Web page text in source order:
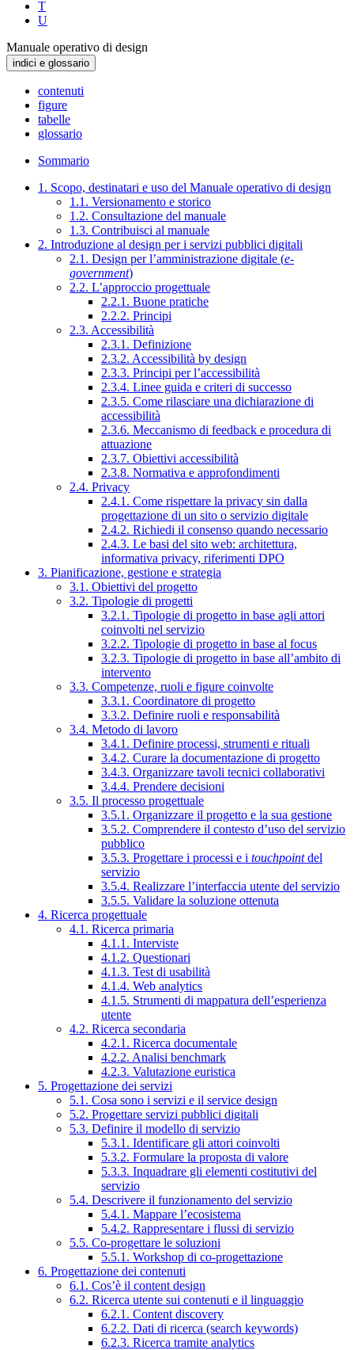
T
U
Manuale operativo di design
indici e glossario
contenuti
figure
tabelle
glossario
Sommario
1. Scopo, destinatari e uso del Manuale operativo di design
1.1. Versionamento e storico
1.2. Consultazione del manuale
1.3. Contribuisci al manuale
2. Introduzione al design per i servizi pubblici digitali
2.1. Design per l’amministrazione digitale (e-
government)
2.2. L’approccio progettuale
2.2.1. Buone pratiche
2.2.2. Principi
2.3. Accessibilità
2.3.1. Definizione
2.3.2. Accessibilità by design
2.3.3. Principi per l’accessibilità
2.3.4. Linee guida e criteri di successo
2.3.5. Come rilasciare una dichiarazione di
accessibilità
2.3.6. Meccanismo di feedback e procedura di
attuazione
2.3.7. Obiettivi accessibilità
2.3.8. Normativa e approfondimenti
2.4. Privacy
2.4.1. Come rispettare la privacy sin dalla
progettazione di un sito o servizio digitale
2.4.2. Richiedi il consenso quando necessario
2.4.3. Le basi del sito web: architettura,
informativa privacy, riferimenti DPO
3. Pianificazione, gestione e strategia
3.1. Obiettivi del progetto
3.2. Tipologie di progetti
3.2.1. Tipologie di progetto in base agli attori
coinvolti nel servizio
3.2.2. Tipologie di progetto in base al focus
3.2.3. Tipologie di progetto in base all’ambito di
intervento
3.3. Competenze, ruoli e figure coinvolte
3.3.1. Coordinatore di progetto
3.3.2. Definire ruoli e responsabilità
3.4. Metodo di lavoro
3.4.1. Definire processi, strumenti e rituali
3.4.2. Curare la documentazione di progetto
3.4.3. Organizzare tavoli tecnici collaborativi
3.4.4. Prendere decisioni
3.5. Il processo progettuale
3.5.1. Organizzare il progetto e la sua gestione
3.5.2. Comprendere il contesto d’uso del servizio
pubblico
3.5.3. Progettare i processi e i touchpointdel
servizio
3.5.4. Realizzare l’interfaccia utente del servizio
3.5.5. Validare la soluzione ottenuta
4. Ricerca progettuale
4.1. Ricerca primaria
4.1.1. Interviste
4.1.2. Questionari
4.1.3. Test di usabilità
4.1.4. Web analytics
4.1.5. Strumenti di mappatura dell’esperienza
utente
4.2. Ricerca secondaria
4.2.1. Ricerca documentale
4.2.2. Analisi benchmark
4.2.3. Valutazione euristica
5. Progettazione dei servizi
5.1. Cosa sono i servizi e il service design
5.2. Progettare servizi pubblici digitali
5.3. Definire il modello di servizio
5.3.1. Identificare gli attori coinvolti
5.3.2. Formulare la proposta di valore
5.3.3. Inquadrare gli elementi costitutivi del
servizio
5.4. Descrivere il funzionamento del servizio
5.4.1. Mappare l’ecosistema
5.4.2. Rappresentare i flussi di servizio
5.5. Co-progettare le soluzioni
5.5.1. Workshop di co-progettazione
6. Progettazione dei contenuti
6.1. Cos’è il content design
6.2. Ricerca utente sui contenuti e il linguaggio
6.2.1. Content discovery
6.2.2. Dati di ricerca (search keywords)
6.2.3. Ricerca tramite analytics